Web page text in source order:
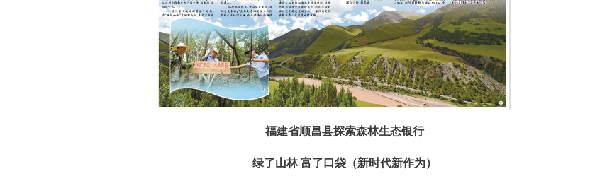
福建省顺昌县探索森林生态银行
绿了山林 富了口袋（新时代新作为）